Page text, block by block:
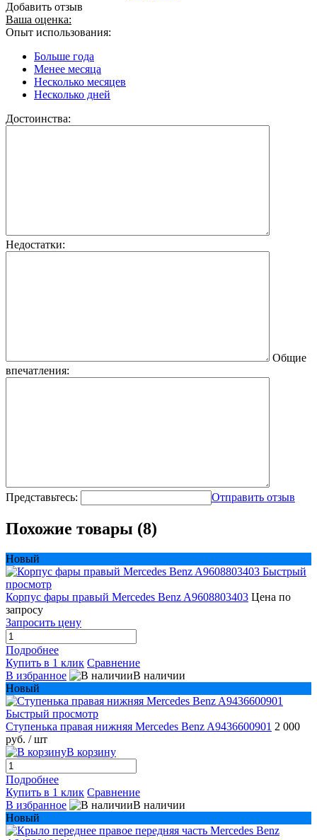
Добавить отзыв
Ваша оценка:
Опыт использования:
Больше года
Менее месяца
Несколько месяцев
Несколько дней
Достоинства:
Недостатки:
Общие
впечатления:
Представьтесь: Отправить отзыв
Похожие товары (8)
Новый
Быстрый
просмотр
Корпус фары правый Mercedes Benz A9608803403 Цена по
запросу
Запросить цену
Подробнее
Купить в 1 клик Сравнение
В избранное
В наличии
Новый
Быстрый просмотр
Ступенька правая нижняя Mercedes Benz A9436600901 2 000
руб. / шт
В корзину
Подробнее
Купить в 1 клик Сравнение
В избранное
В наличии
Новый